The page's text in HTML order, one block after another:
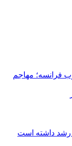
فرانسه؛ مهاجم